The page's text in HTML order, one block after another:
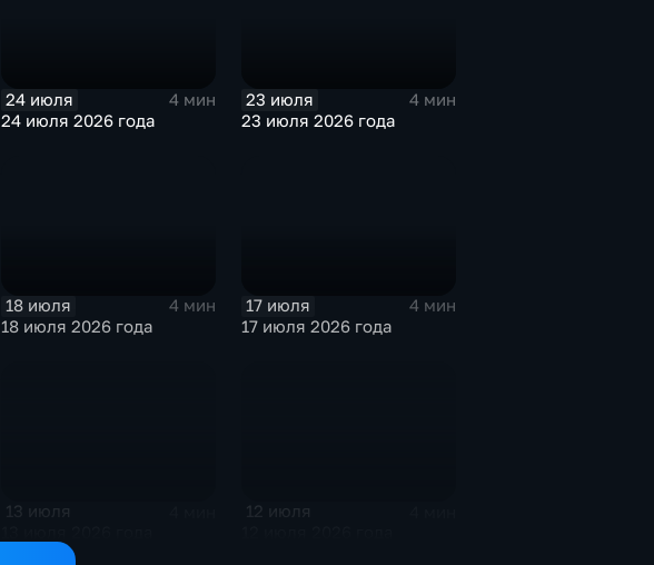
24 июля
4 мин
24 июля 2026 года
23 июля
4 мин
23 июля 2026 года
18 июля
4 мин
18 июля 2026 года
17 июля
4 мин
17 июля 2026 года
13 июля 12 июля